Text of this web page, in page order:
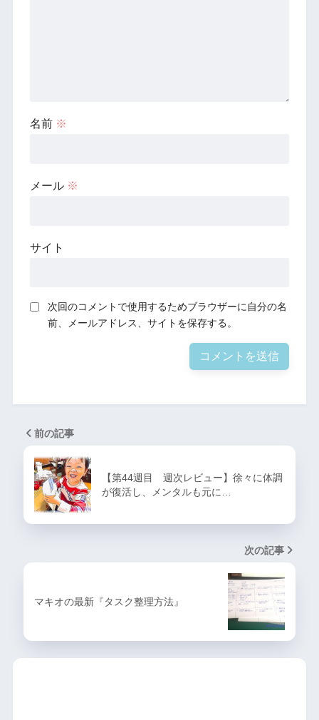
名前 ※
メール ※
サイト
次回のコメントで使用するためブラウザーに自分の名
前、メールアドレス、サイトを保存する。
前の記事
【第44週目 週次レビュー】徐々に体調
が復活し、メンタルも元に…
次の記事
マキオの最新『タスク整理方法』